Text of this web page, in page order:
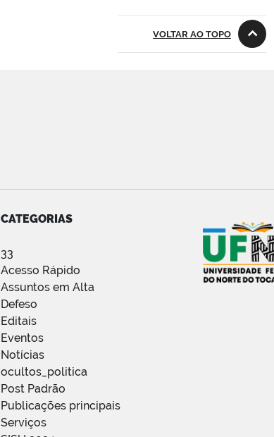
VOLTAR AO TOPO
CATEGORIAS
33
Acesso Rápido
Assuntos em Alta
Defeso
Editais
Eventos
Notícias
ocultos_politica
Post Padrão
Publicações principais
Serviços